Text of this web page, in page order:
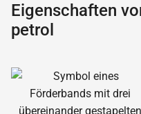
Eigenschaften
petrol